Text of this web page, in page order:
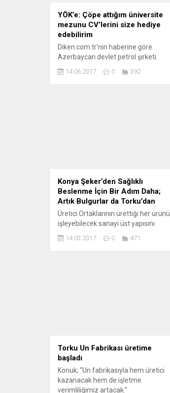
YÖK’e: Çöpe attığım üniversite
mezunu CV’lerini size hediye
edebilirim
Diken.com.tr'nin haberine göre
Azerbaycan devlet petrol şirketi
“Lütfen bana Üniversite! mezunu CV
14.06.2017 0 392
Konya Şeker’den Sağlıklı
Beslenme İçin Bir Adım Daha;
Artık Bulgurlar da Torku’dan
Üretici Ortaklarının ürettiği her ürünü
işleyebilecek sanayi üst yapısını
çok üretmesini hem de ürettiğinden
14.03.2017 0 471
Torku Un Fabrikası üretime
başladı
Konuk; "Un fabrikasıyla hem üretici
kazanacak hem de işletme
verimliliğimiz artacak."